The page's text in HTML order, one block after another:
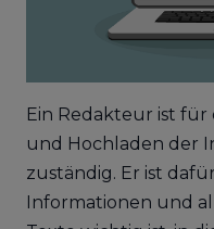
Ein Redakteur ist für
und Hochladen der
zuständig. Er ist
Informationen und